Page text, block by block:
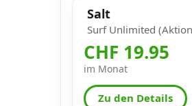
Salt
Surf Unlimited
CHF 19.95
im Monat
Zu den Details